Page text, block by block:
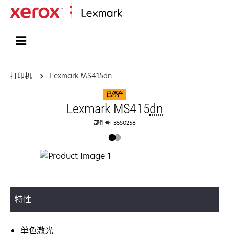
打印机 Lexmark MS415dn
已停产
Lexmark MS415dn
部件号: 35S0258
特性
单色激光